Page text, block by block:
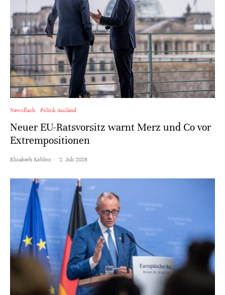
Newsflash Politik Ausland
Neuer EU-Ratsvorsitz warnt Merz und Co vor
Extrempositionen
Elisabeth Koblitz · 2. Juli 2026